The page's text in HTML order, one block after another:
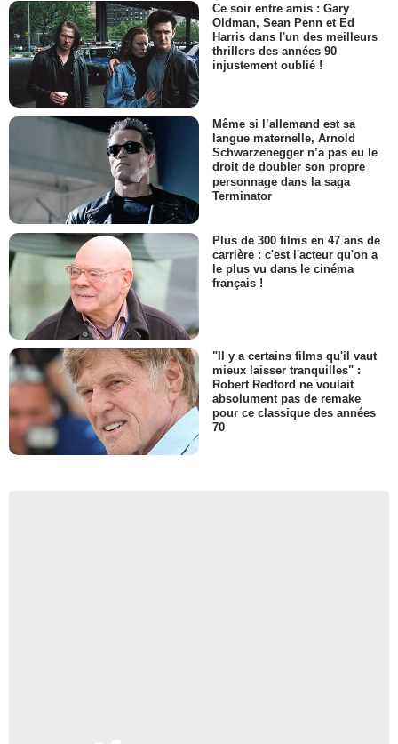
Ce soir entre amis : Gary
Oldman, Sean Penn et Ed
Harris dans l'un des meilleurs
thrillers des années 90
injustement oublié !
Même si l’allemand est sa
langue maternelle, Arnold
Schwarzenegger n’a pas eu le
droit de doubler son propre
personnage dans la saga
Terminator
Plus de 300 films en 47 ans de
carrière : c'est l'acteur qu'on a
le plus vu dans le cinéma
français !
"Il y a certains films qu'il vaut
mieux laisser tranquilles" :
Robert Redford ne voulait
absolument pas de remake
pour ce classique des années
70